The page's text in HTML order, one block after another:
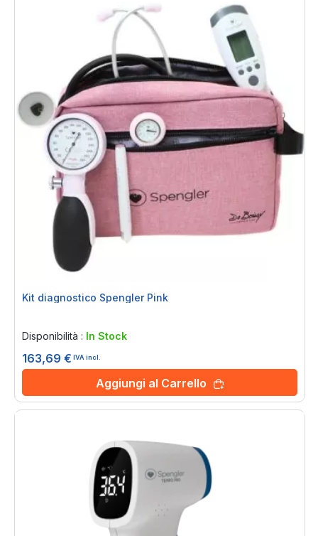
Kit diagnostico Spengler Pink
Disponibilità : In Stock
163,69 € IVA incl.
Aggiungi al Carrello